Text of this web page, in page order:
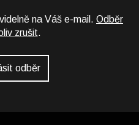
na Váš e-mail. Odběr
zrušit.
odběr